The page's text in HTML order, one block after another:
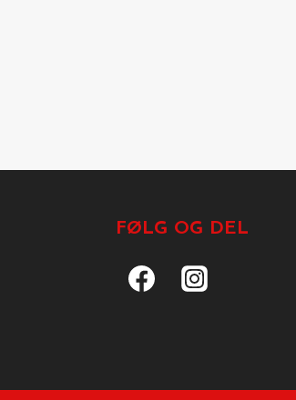
FØLG OG DEL